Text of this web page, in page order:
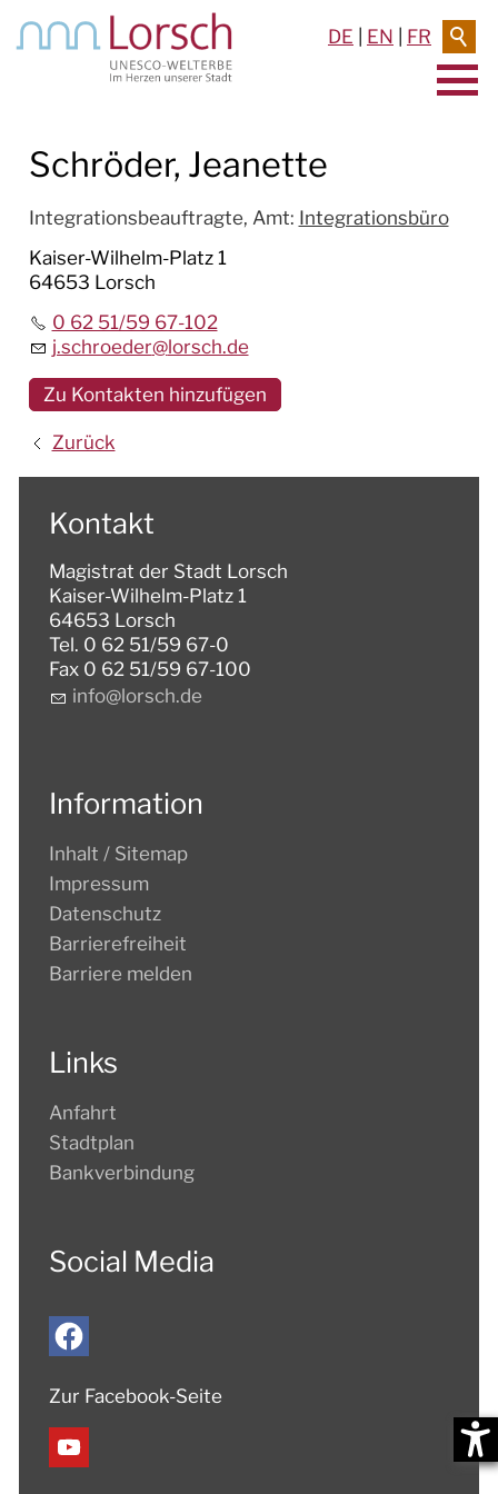
DE EN FR
BAUEN & UMWELT
KULTUR
TOURISMUS
Schröder, Jeanette
Integrationsbeauftragte, Amt: Integrationsbüro
Kaiser-Wilhelm-Platz 1
64653 Lorsch
0 62 51/59 67-102
j.schroeder@lorsch.de
Zu Kontakten hinzufügen
Zurück
Kontakt
Magistrat der Stadt Lorsch
Kaiser-Wilhelm-Platz 1
64653 Lorsch
Tel. 0 62 51/59 67-0
Fax 0 62 51/59 67-100
nf
l rsch d
Information
Inhalt / Sitemap
Impressum
Datenschutz
Barrierefreiheit
Barriere melden
Links
Anfahrt
Stadtplan
Bankverbindung
Social Media
Zur Facebook-Seite